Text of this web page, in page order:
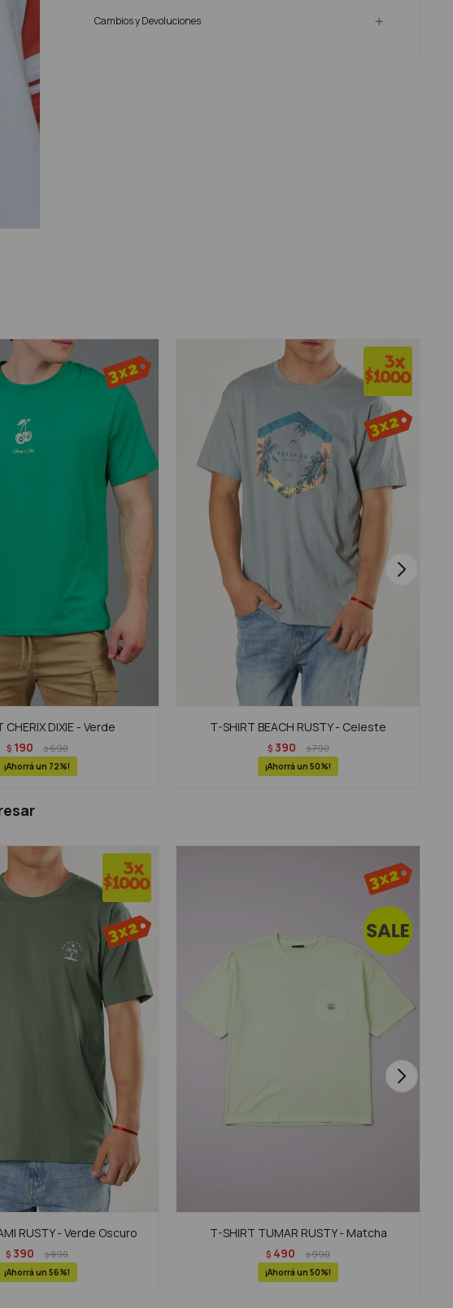
Cambios y Devoluciones
CHERIX DIXIE - Verde
$ 190 $690
72
T-SHIRT BEACH RUSTY - Celeste
$ 390 $790
50
RUSTY - Verde Oscuro
$ 390 $890
56
T-SHIRT TUMAR RUSTY - Matcha
$ 490 $990
50